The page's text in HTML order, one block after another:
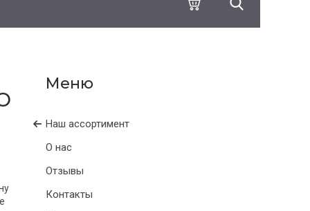
Наш ассортимент
О нас
Отзывы
Контакты